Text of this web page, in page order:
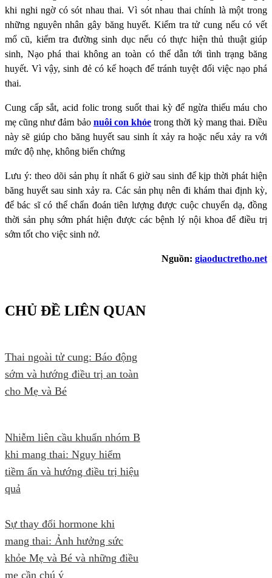
khi nghi ngờ có sót nhau thai. Vì sót nhau thai chính là một trong
những nguyên nhân gây băng huyết. Kiểm tra tử cung nếu có vết
mổ cũ, kiểm tra đường sinh dục nếu có thực hiện thủ thuật giúp
sinh, Nạo phá thai không an toàn có thể dẫn tới tình trạng băng
huyết. Vì vậy, sinh đẻ có kế hoạch để tránh tuyệt đối việc nạo phá
thai.
Cung cấp sắt, acid folic trong suốt thai kỳ để ngừa thiếu máu cho
mẹ cũng như đảm bảo nuôi con khỏe trong thời kỳ mang thai. Điều
này sẽ giúp cho băng huyết sau sinh ít xảy ra hoặc nếu xảy ra với
mức độ nhẹ, không biến chứng
Lưu ý: theo dõi sản phụ ít nhất 6 giờ sau sinh để kịp thời phát hiện
băng huyết sau sinh xảy ra. Các sản phụ nên đi khám thai định kỳ,
để bác sĩ có thể chẩn đoán tiên lượng được cuộc chuyển dạ, đồng
thời sản phụ sớm phát hiện được các bệnh lý nội khoa để điều trị
sớm tốt cho việc sinh nở.
Nguồn: giaoductretho.net
CHỦ ĐỀ LIÊN QUAN
Thai ngoài tử cung: Báo động
sớm và hướng điều trị an toàn
cho Mẹ và Bé
Nhiễm liên cầu khuẩn nhóm B
khi mang thai: Nguy hiểm
tiềm ẩn và hướng điều trị hiệu
quả
Sự thay đổi hormone khi
mang thai: Ảnh hưởng sức
khỏe Mẹ và Bé và những điều
mẹ cần chú ý